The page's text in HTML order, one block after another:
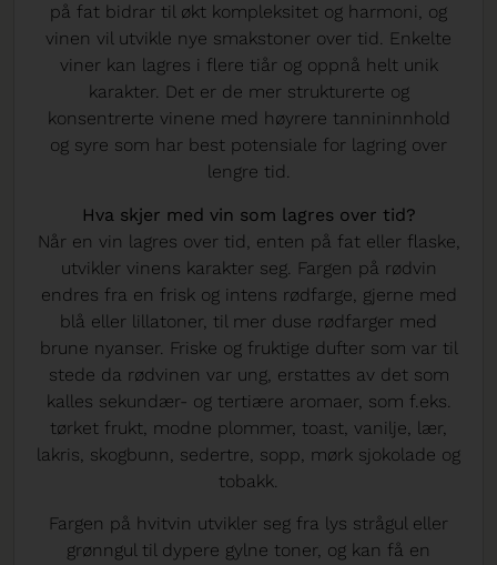
på fat bidrar til økt kompleksitet og harmoni, og
vinen vil utvikle nye smakstoner over tid. Enkelte
viner kan lagres i flere tiår og oppnå helt unik
karakter. Det er de mer strukturerte og
konsentrerte vinene med høyrere tannininnhold
og syre som har best potensiale for lagring over
lengre tid.
Hva skjer med vin som lagres over tid?
Når en vin lagres over tid, enten på fat eller flaske,
utvikler vinens karakter seg. Fargen på rødvin
endres fra en frisk og intens rødfarge, gjerne med
blå eller lillatoner, til mer duse rødfarger med
brune nyanser. Friske og fruktige dufter som var til
stede da rødvinen var ung, erstattes av det som
kalles sekundær- og tertiære aromaer, som f.eks.
tørket frukt, modne plommer, toast, vanilje, lær,
lakris, skogbunn, sedertre, sopp, mørk sjokolade og
tobakk.
Fargen på hvitvin utvikler seg fra lys strågul eller
grønngul til dypere gylne toner, og kan få en